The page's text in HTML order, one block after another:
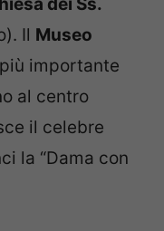
dei Ss.
Il Museo
importante
al centro
il celebre
la “Dama con